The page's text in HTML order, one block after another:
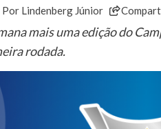
Por Lindenberg Júnior
mais uma edição do
rodada.